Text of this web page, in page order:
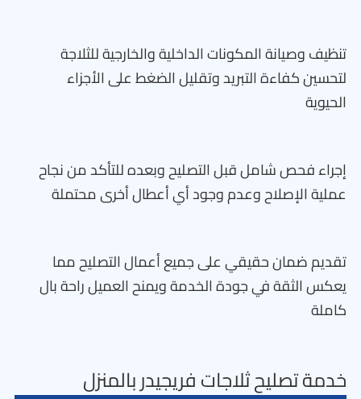
تنظيف وصيانة المكونات الداخلية والخارجية للثلاجة
لتحسين كفاءة التبريد وتقليل الضغط على الأجزاء
الحيوية
إجراء فحص شامل قبل التصليح وبعده للتأكد من نجاح
عملية الإصلاح وعدم وجود أي أعطال أخرى محتملة
تقديم ضمان حقيقي على جميع أعمال التصليح مما
يعكس الثقة في جودة الخدمة ويمنح العميل راحة بال
كاملة
خدمة تصليح ثلاجات فريجيدر بالمنزل